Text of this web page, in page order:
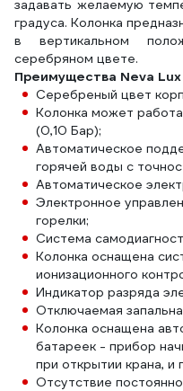
задавать желаемую
градуса. Колонка
в вертикальном
серебряном цвете.
Преимущества Neva
Серебреный цвет
Колонка может
(0,10 Бар);
Автоматическое
горячей воды с
Автоматическое
Электронное
горелки;
Система
Колонка оснащена
ионизационного
Индикатор разряда
Отключаемая
Колонка оснащена
батареек - прибор
при открытии крана, и
Отсутствие